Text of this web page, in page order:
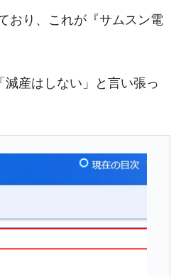
れている。6カ月で対前年同期比
から無理だってば。
教授も登場！
クーパン問題は合衆国企業に対
おり、これが『サムスン電
産はしない」と言い張っ